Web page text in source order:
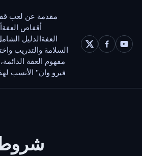
مقدمة عن لعب
أقفاص العفة
العفةالدليل
السلامة والتدريب
مفهوم العفة
فيرو وان" الأنسب
شروط